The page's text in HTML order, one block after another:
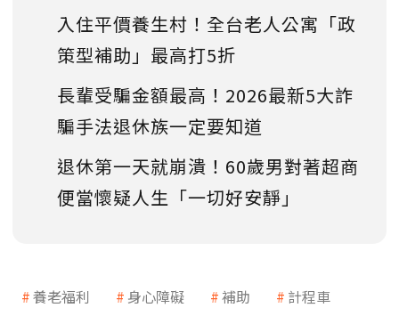
入住平價養生村！全台老人公寓「政
策型補助」最高打5折
長輩受騙金額最高！2026最新5大詐
騙手法退休族一定要知道
退休第一天就崩潰！60歲男對著超商
便當懷疑人生「一切好安靜」
養老福利 身心障礙 補助 計程車